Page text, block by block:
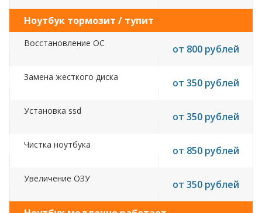
Ноутбук тормозит / тупит
Восстановление ОС от 800 рублей
Замена жесткого диска от 350 рублей
Установка ssd от 350 рублей
Чистка ноутбука от 850 рублей
Увеличение ОЗУ от 350 рублей